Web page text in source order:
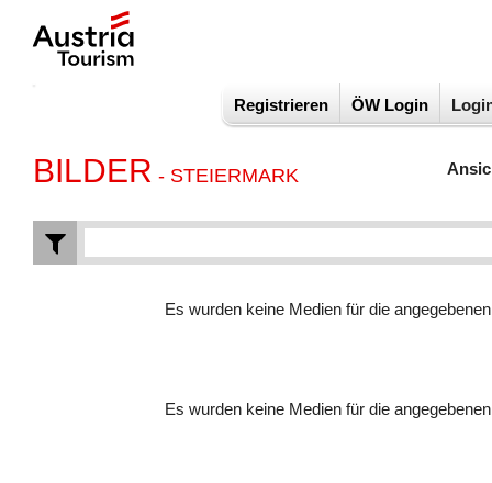
Registrieren ÖW Login
BILDER - STEIERMARK
Es wurden keine Medien für die
Es wurden keine Medien für die